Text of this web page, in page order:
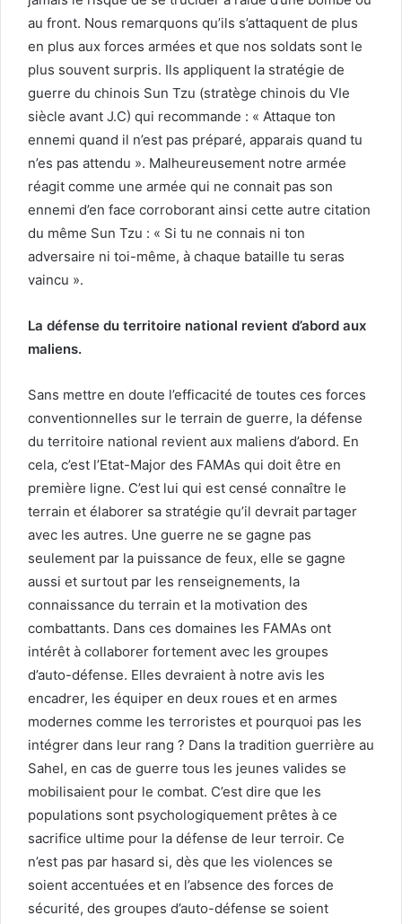
au front. Nous remarquons qu’ils s’attaquent de plus
en plus aux forces armées et que nos soldats sont le
plus souvent surpris. Ils appliquent la stratégie de
guerre du chinois Sun Tzu (stratège chinois du VIe
siècle avant J.C) qui recommande : « Attaque ton
ennemi quand il n’est pas préparé, apparais quand tu
n’es pas attendu ». Malheureusement notre armée
réagit comme une armée qui ne connait pas son
ennemi d’en face corroborant ainsi cette autre citation
du même Sun Tzu : « Si tu ne connais ni ton
adversaire ni toi-même, à chaque bataille tu seras
vaincu ».
La défense du territoire national revient d’abord aux
maliens.
Sans mettre en doute l’efficacité de toutes ces forces
conventionnelles sur le terrain de guerre, la défense
du territoire national revient aux maliens d’abord. En
cela, c’est l’Etat-Major des FAMAs qui doit être en
première ligne. C’est lui qui est censé connaître le
terrain et élaborer sa stratégie qu’il devrait partager
avec les autres. Une guerre ne se gagne pas
seulement par la puissance de feux, elle se gagne
aussi et surtout par les renseignements, la
connaissance du terrain et la motivation des
combattants. Dans ces domaines les FAMAs ont
intérêt à collaborer fortement avec les groupes
d’auto-défense. Elles devraient à notre avis les
encadrer, les équiper en deux roues et en armes
modernes comme les terroristes et pourquoi pas les
intégrer dans leur rang ? Dans la tradition guerrière au
Sahel, en cas de guerre tous les jeunes valides se
mobilisaient pour le combat. C’est dire que les
populations sont psychologiquement prêtes à ce
sacrifice ultime pour la défense de leur terroir. Ce
n’est pas par hasard si, dès que les violences se
soient accentuées et en l’absence des forces de
sécurité, des groupes d’auto-défense se soient